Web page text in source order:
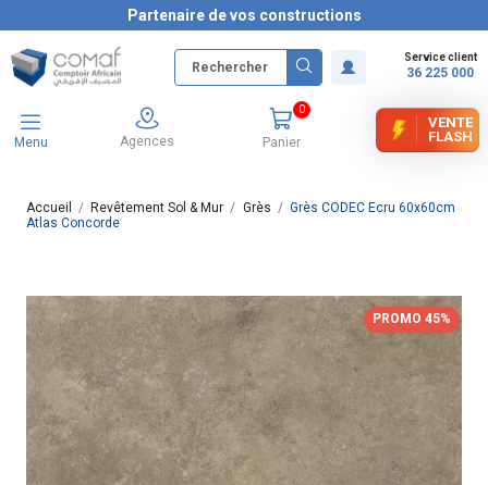
Partenaire de vos constructions
Service client
36 225 000
Menu Agences Panier
0
VENTE
FLASH
Accueil Revêtement Sol & Mur Grès
Grès CODEC Ecru 60x60cm
Atlas Concorde
PROMO 45%